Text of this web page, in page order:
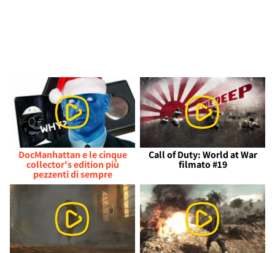
DocManhattan e le cinque
collector's edition più
pezzenti di sempre
Call of Duty: World at War
filmato #19